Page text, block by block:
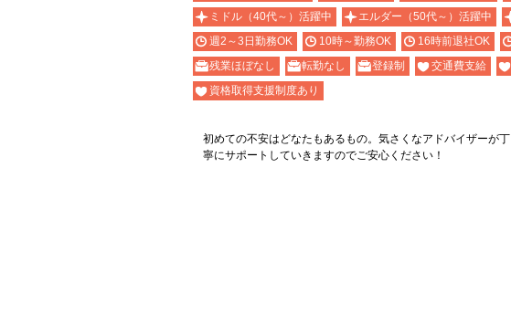
ミドル（40代～）活躍中
エルダー（50代～）活躍中
週2～3日勤務OK
10時～勤務OK 16時前退社OK
残業ほぼなし
転勤なし 登録制 交通費支給
資格取得支援制度あり
初めての不安はどなたもあるもの。気さくなアドバイザーが丁
寧にサポートしていきますのでご安心ください！